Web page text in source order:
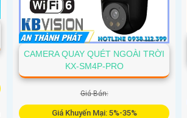
CAMERA QUAY QUÉT NGOÀI TRỜI
KX-SM4P-PRO
Giá Bán:
Giá Khuyến Mại: 5%-35%